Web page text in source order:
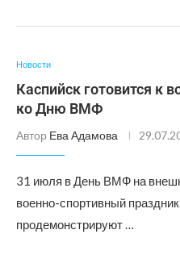
Новости
Каспийск готовится к
ко Дню ВМФ
Автор Ева Адамова
31 июля в День ВМФ на
военно-спортивный
продемонстрируют …